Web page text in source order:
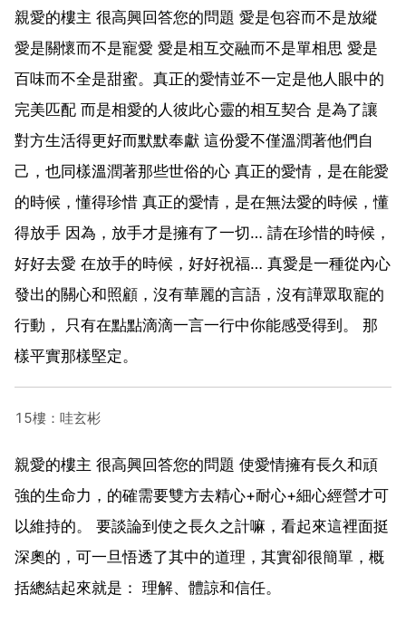
親愛的樓主 很高興回答您的問題 愛是包容而不是放縱
愛是關懷而不是寵愛 愛是相互交融而不是單相思 愛是
百味而不全是甜蜜。真正的愛情並不一定是他人眼中的
完美匹配 而是相愛的人彼此心靈的相互契合 是為了讓
對方生活得更好而默默奉獻 這份愛不僅溫潤著他們自
己，也同樣溫潤著那些世俗的心 真正的愛情，是在能愛
的時候，懂得珍惜 真正的愛情，是在無法愛的時候，懂
得放手 因為，放手才是擁有了一切… 請在珍惜的時候，
好好去愛 在放手的時候，好好祝福… 真愛是一種從內心
發出的關心和照顧，沒有華麗的言語，沒有譁眾取寵的
行動， 只有在點點滴滴一言一行中你能感受得到。 那
樣平實那樣堅定。
15樓：哇玄彬
親愛的樓主 很高興回答您的問題 使愛情擁有長久和頑
強的生命力，的確需要雙方去精心+耐心+細心經營才可
以維持的。 要談論到使之長久之計嘛，看起來這裡面挺
深奧的，可一旦悟透了其中的道理，其實卻很簡單，概
括總結起來就是： 理解、體諒和信任。